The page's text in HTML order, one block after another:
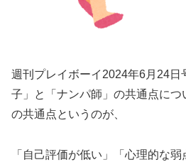
週刊プレイボーイ2024年6月24日
子」と「ナンパ師」の共通点に
の共通点というのが、
「自己評価が低い」「心理的な